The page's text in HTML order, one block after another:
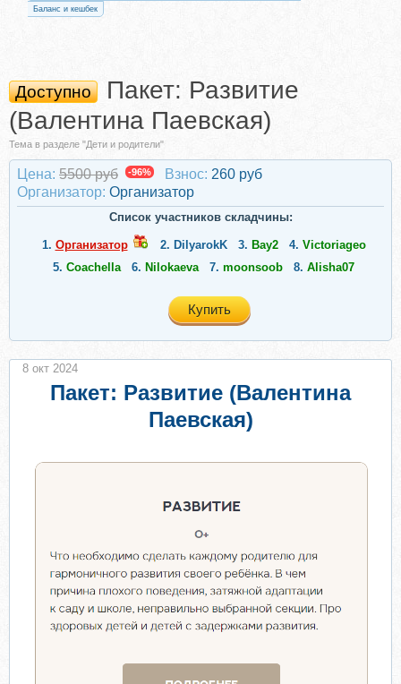
Баланс и кешбек
Доступно
Пакет: Развитие
(Валентина Паевская)
Тема в разделе "Дети и родители"
Цена: 5500 руб -96% Взнос: 260 руб
Организатор: Организатор
Список участников складчины:
1. Организатор 2. DilyarokK 3. Вау2 4. Victoriageo
5. Coachella 6. Nilokaeva 7. moonsoob 8. Alisha07
Купить
Пакет: Развитие (Валентина
Паевская)
8 окт 2024